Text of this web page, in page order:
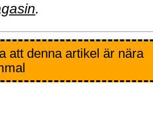
.
att denna artikel är nära